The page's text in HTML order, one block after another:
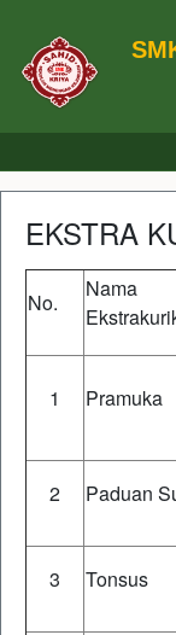
EKSTRA
No.
Nama
1 Pramuka
2 Paduan
3 Tonsus